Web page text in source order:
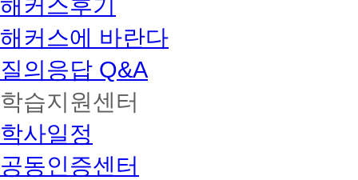
해커스후기
해커스에 바란다
질의응답 Q&A
학습지원센터
학사일정
공동인증센터